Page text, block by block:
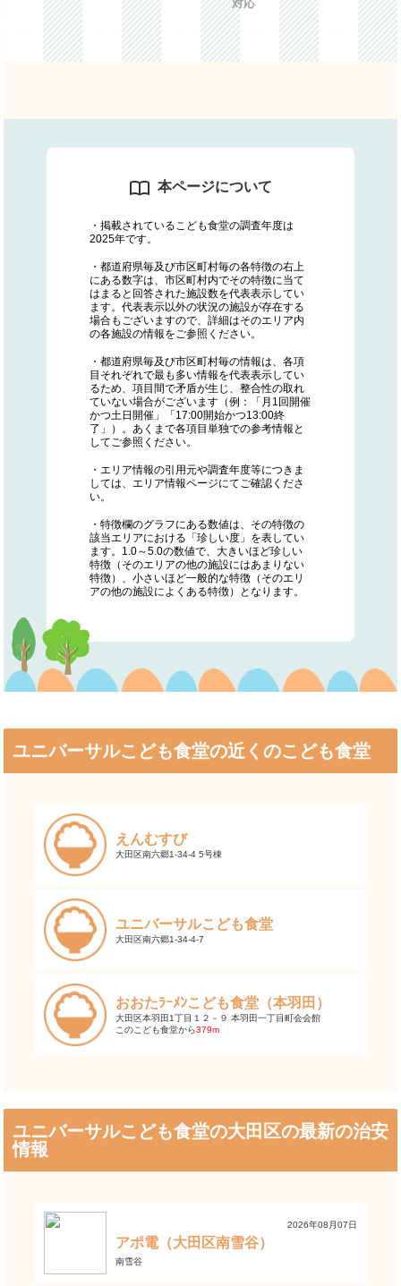
対応
本ページについて
・掲載されているこども食堂の調査年度は
2025年です。
・都道府県毎及び市区町村毎の各特徴の右上
にある数字は、市区町村内でその特徴に当て
はまると回答された施設数を代表表示してい
ます。代表表示以外の状況の施設が存在する
場合もございますので、詳細はそのエリア内
の各施設の情報をご参照ください。
・都道府県毎及び市区町村毎の情報は、各項
目それぞれで最も多い情報を代表表示してい
るため、項目間で矛盾が生じ、整合性の取れ
ていない場合がございます（例：「月1回開催
かつ土日開催」「17:00開始かつ13:00終
了」）。あくまで各項目単独での参考情報と
してご参照ください。
・エリア情報の引用元や調査年度等につきま
しては、エリア情報ページにてご確認くださ
い。
・特徴欄のグラフにある数値は、その特徴の
該当エリアにおける「珍しい度」を表してい
ます。1.0～5.0の数値で、大きいほど珍しい
特徴（そのエリアの他の施設にはあまりない
特徴）、小さいほど一般的な特徴（そのエリ
アの他の施設によくある特徴）となります。
ユニバーサルこども食堂の近くのこども食堂
えんむすび
大田区南六郷1-34-4 5号棟
ユニバーサルこども食堂
大田区南六郷1-34-4-7
おおたﾗｰﾒﾝこども食堂（本羽田）
大田区本羽田1丁目１２－９ 本羽田一丁目町会会館
このこども食堂から379m
ユニバーサルこども食堂の大田区の最新の治安
情報
2026年08月07日
アポ電（大田区南雪谷）
南雪谷